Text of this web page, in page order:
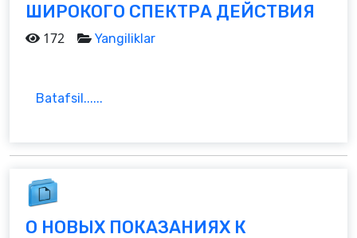
ШИРОКОГО СПЕКТРА ДЕЙСТВИЯ
172 Yangiliklar
Batafsil......
О НОВЫХ ПОКАЗАНИЯХ К